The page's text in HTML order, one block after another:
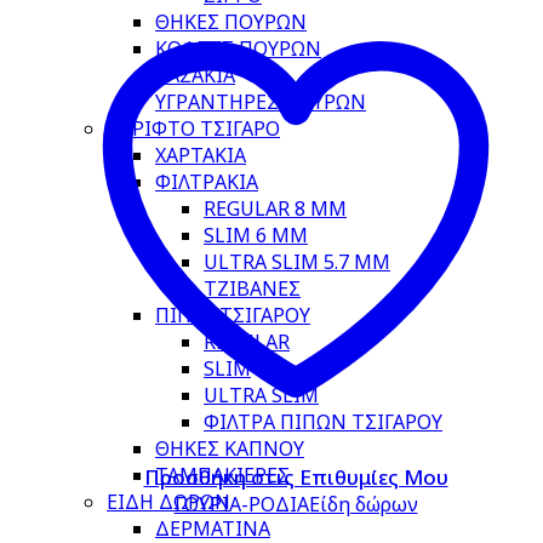
ΘΗΚΕΣ ΠΟΥΡΩΝ
ΚΟΦΤΕΣ ΠΟΥΡΩΝ
ΤΑΣΑΚΙΑ
ΥΓΡΑΝΤΗΡΕΣ ΠΟΥΡΩΝ
ΣΤΡΙΦΤΟ ΤΣΙΓΑΡΟ
ΧΑΡΤΑΚΙΑ
ΦΙΛΤΡΑΚΙΑ
REGULAR 8 MM
SLIM 6 MM
ULTRA SLIM 5.7 MM
ΤΖΙΒΑΝΕΣ
ΠΙΠΕΣ ΤΣΙΓΑΡΟΥ
REGULAR
SLIM
ULTRA SLIM
ΦΙΛΤΡΑ ΠΙΠΩΝ ΤΣΙΓΑΡΟΥ
ΘΗΚΕΣ ΚΑΠΝΟΥ
ΤΑΜΠΑΚΙΕΡΕΣ
ΕΙΔΗ ΔΩΡΩΝ
ΔΕΡΜΑΤΙΝΑ
Προσθήκη στις Επιθυμίες Μου
ΓΟΥΡΙΑ-ΡΟΔΙΑΕίδη δώρων